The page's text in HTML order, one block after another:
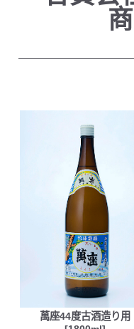
萬座44度古酒造り用